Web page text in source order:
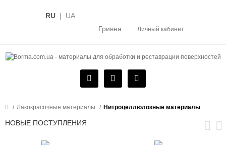
RU |
UA
Гривна
Личный кабинет
Лакокрасочные материалы Нитроцеллюлозные материалы
НОВЫЕ ПОСТУПЛЕНИЯ